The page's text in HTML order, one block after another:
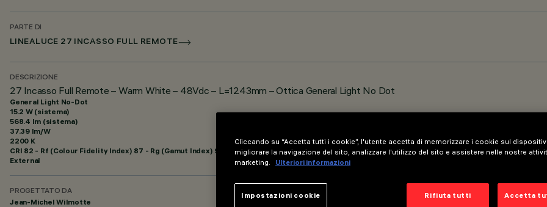
PARTE DI
LINEALUCE 27 INCASSO FULL REMOTE
DESCRIZIONE
27 Incasso Full Remote – Warm White – 48Vdc – L=1243mm – Ottica General Light No Dot
General Light No-Dot
15.2 W (sistema)
568.4 lm (sistema)
37.39 lm/W
2200 K
CRI 82 - Rf (Colour Fidelity Index) 87 - Rg (Gamut Index) 97
External
PROGETTATO DA
Jean-Michel Wilmotte
Cliccando su “Accetta tutti i cookie”, l'utente accetta di memorizzare i cookie sul
migliorare la navigazione del sito, analizzare l'utilizzo del sito e assistere nelle nostre
marketing.
Ulteriori informazioni
Rifiuta tutti Accetta
Impostazioni cookie